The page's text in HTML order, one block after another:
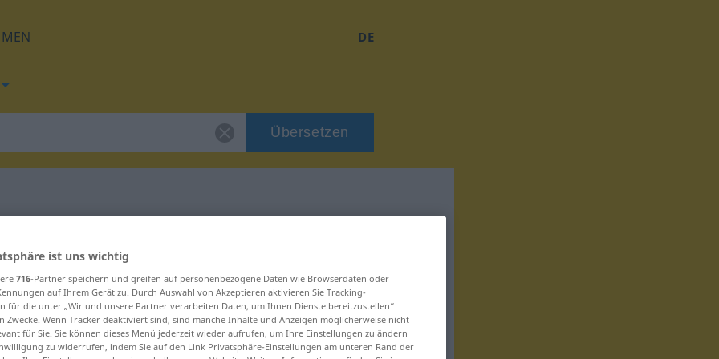
DE
Übersetzen
für "Gaststätte"
ist uns wichtig
716-Partner speichern und greifen auf personenbezogene Daten wie Browserdaten oder
auf Ihrem Gerät zu. Durch Auswahl von Akzeptieren aktivieren Sie Tracking-
für die unter „Wir und unsere Partner verarbeiten Daten, um Ihnen Dienste bereitzustellen“
Zwecke. Wenn Tracker deaktiviert sind, sind manche Inhalte und Anzeigen möglicherweise nicht
für Sie. Sie können dieses Menü jederzeit wieder aufrufen, um Ihre Einstellungen zu ändern
zu widerrufen, indem Sie auf den Link Privatsphäre-Einstellungen am unteren Rand der